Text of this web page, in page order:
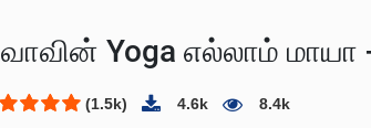
Yoga எல்லாம் மாயா
(1.5k) 4.6k 8.4k